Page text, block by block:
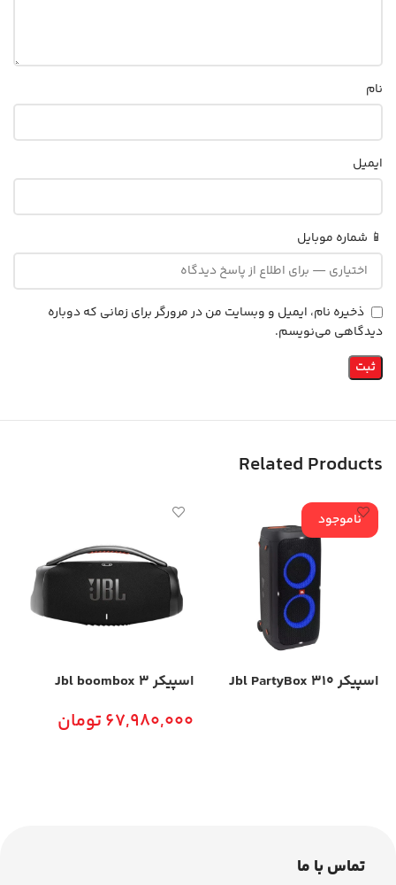
نام
ایمیل
📱 شماره موبایل
ذخیره نام، ایمیل و وبسایت من در مرورگر برای زمانی که دوباره
دیدگاهی می‌نویسم.
Related Products
ناموجود
اسپیکر 310 Jbl PartyBox اسپیکر Jbl boombox 3
67,980,000تومان
تماس با ما